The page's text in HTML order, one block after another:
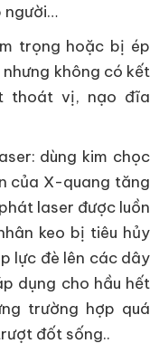
người…
trọng hoặc bị ép
không có kết
thoát vị, nạo đĩa
dùng kim chọc
của X-quang tăng
laser được luồn
keo bị tiêu hủy
lực đè lên các dây
dụng cho hầu hết
trường hợp quá
đốt sống..